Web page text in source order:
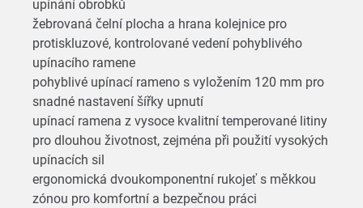
upínání obrobků
žebrovaná čelní plocha a hrana kolejnice pro
protiskluzové, kontrolované vedení pohyblivého
upínacího ramene
pohyblivé upínací rameno s vyložením 120 mm pro
snadné nastavení šířky upnutí
upínací ramena z vysoce kvalitní temperované litiny
pro dlouhou životnost, zejména při použití vysokých
upínacích sil
ergonomická dvoukomponentní rukojeť s měkkou
zónou pro komfortní a bezpečnou práci